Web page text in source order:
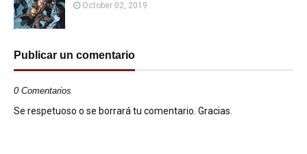
October 02, 2019
Publicar un comentario
0 Comentarios
Se respetuoso o se borrará tu comentario. Gracias.